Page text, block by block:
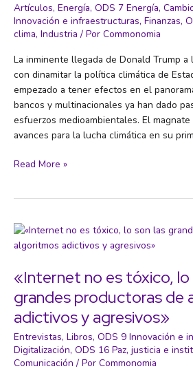
Artículos, Energía, ODS 7 Energía,
Innovación e infraestructuras, Finanzas,
clima, Industria / Por Commonomia
La inminente llegada de Donald Trump a
con dinamitar la política climática de
empezado a tener efectos en el
bancos y multinacionales ya han dado
esfuerzos medioambientales. El
avances para la lucha climática en su
El
golpea
los
esfuerzos
climáticos
Read More »
«Internet no es tóxico, lo
grandes productoras de
adictivos y agresivos»
Entrevistas, Libros, ODS 9 Innovación e
Digitalización, ODS 16 Paz, justicia e
Comunicación / Por Commonomia